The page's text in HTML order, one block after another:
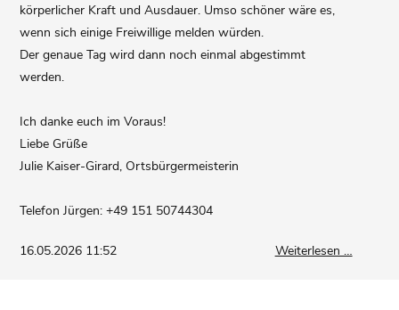
körperlicher Kraft und Ausdauer. Umso schöner wäre es,
wenn sich einige Freiwillige melden würden.
Der genaue Tag wird dann noch einmal abgestimmt
werden.
Ich danke euch im Voraus!
Liebe Grüße
Julie Kaiser-Girard, Ortsbürgermeisterin
Telefon Jürgen: +49 151 50744304
16.05.2026 11:52 Weiterlesen …